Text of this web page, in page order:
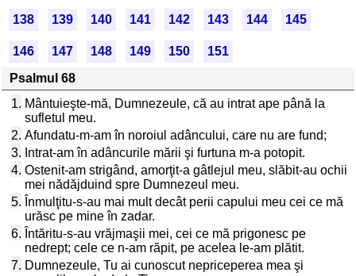
138 139 140 141 142 143 144 145
146 147 148 149 150
151
Psalmul 68
1. Mântuieşte-mă, Dumnezeule, că au intrat ape până la
sufletul meu.
2. Afundatu-m-am în noroiul adâncului, care nu are fund;
3. Intrat-am în adâncurile mării şi furtuna m-a potopit.
4. Ostenit-am strigând, amorţit-a gâtlejul meu, slăbit-au ochii
mei nădăjduind spre Dumnezeul meu.
5. Înmulţitu-s-au mai mult decât perii capului meu cei ce mă
urăsc pe mine în zadar.
6. Întăritu-s-au vrăjmaşii mei, cei ce mă prigonesc pe
nedrept; cele ce n-am răpit, pe acelea le-am plătit.
7. Dumnezeule, Tu ai cunoscut nepriceperea mea şi